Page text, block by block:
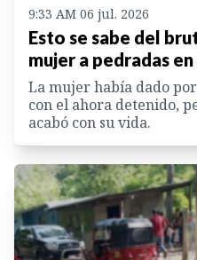
9:33 AM 06 jul. 2026
Esto se sabe del
mujer a pedradas
La mujer había dado
con el ahora detenido,
acabó con su vida.